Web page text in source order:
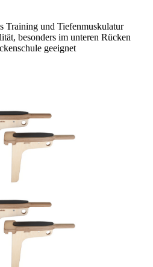
Training und Tiefenmuskulatur
besonders im unteren Rücken
geeignet